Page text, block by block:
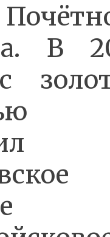
В